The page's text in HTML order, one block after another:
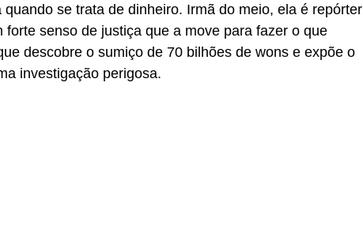
se trata de dinheiro. Irmã do meio, ela é repórter
senso de justiça que a move para fazer o que
descobre o sumiço de 70 bilhões de wons e expõe o
investigação perigosa.